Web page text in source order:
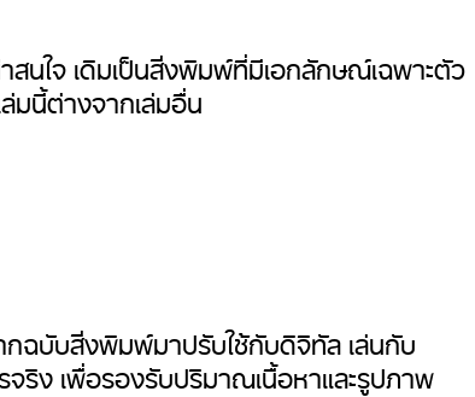
นใจ เดิมเป็นสิ่งพิมพ์ที่มีเอกลักษณ์เฉพาะตัว
มนี้ต่างจากเล่มอื่น
ฉบับสิ่งพิมพ์มาปรับใช้กับดิจิทัล เล่นกับ
ริง เพื่อรองรับปริมาณเนื้อหาและรูปภาพ